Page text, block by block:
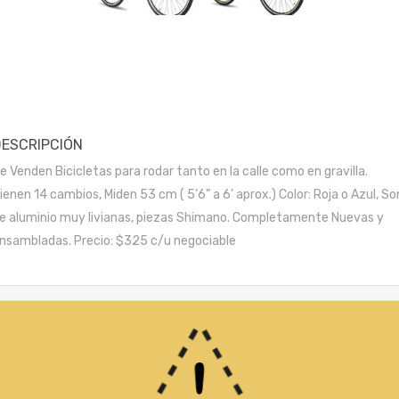
Venden Bicicletas para rodar tanto en la calle como en gravilla.
14 cambios, Miden 53 cm ( 5’6” a 6’ aprox.) Color: Roja o Azul,
aluminio muy livianas, piezas Shimano. Completamente Nuevas y
Precio: $325 c/u negociable